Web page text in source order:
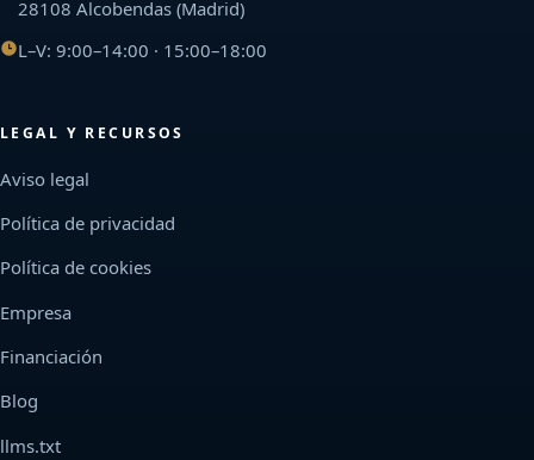
28108 Alcobendas (Madrid)
L–V: 9:00–14:00 · 15:00–18:00
LEGAL Y RECURSOS
Aviso legal
Política de privacidad
Política de cookies
Empresa
Financiación
Blog
llms.txt